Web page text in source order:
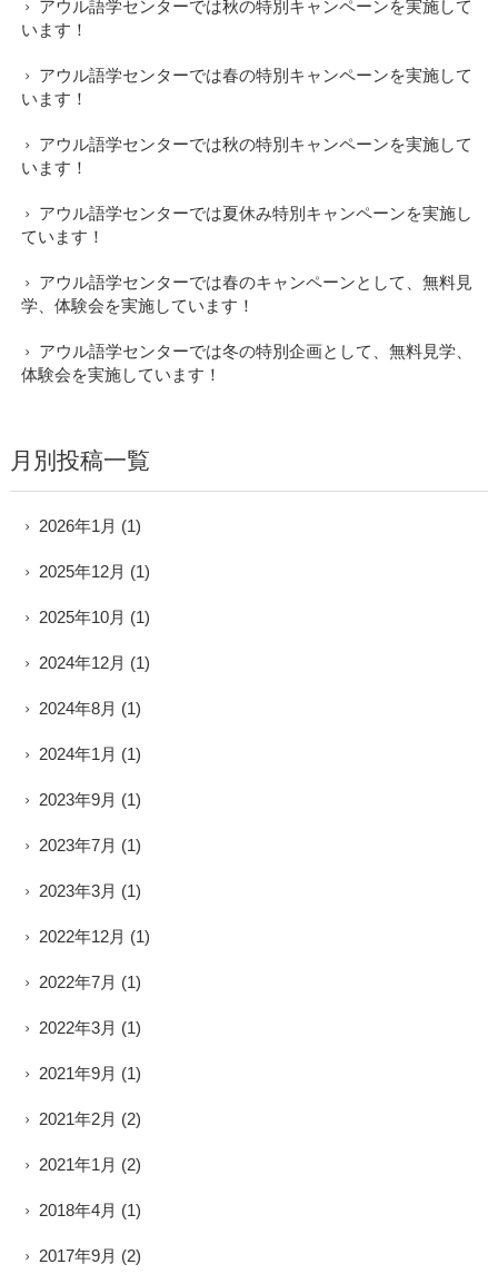
アウル語学センターでは秋の特別キャンペーンを実施して
います！
アウル語学センターでは春の特別キャンペーンを実施して
います！
アウル語学センターでは秋の特別キャンペーンを実施して
います！
アウル語学センターでは夏休み特別キャンペーンを実施し
ています！
アウル語学センターでは春のキャンペーンとして、無料見
学、体験会を実施しています！
アウル語学センターでは冬の特別企画として、無料見学、
体験会を実施しています！
月別投稿一覧
2026年1月 (1)
2025年12月 (1)
2025年10月 (1)
2024年12月 (1)
2024年8月 (1)
2024年1月 (1)
2023年9月 (1)
2023年7月 (1)
2023年3月 (1)
2022年12月 (1)
2022年7月 (1)
2022年3月 (1)
2021年9月 (1)
2021年2月 (2)
2021年1月 (2)
2018年4月 (1)
2017年9月 (2)